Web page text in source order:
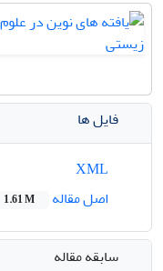
فایل ها
اصل مقاله
1.61 M
سابقه مقاله